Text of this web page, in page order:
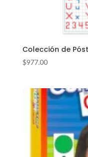
Colección de
$977.00